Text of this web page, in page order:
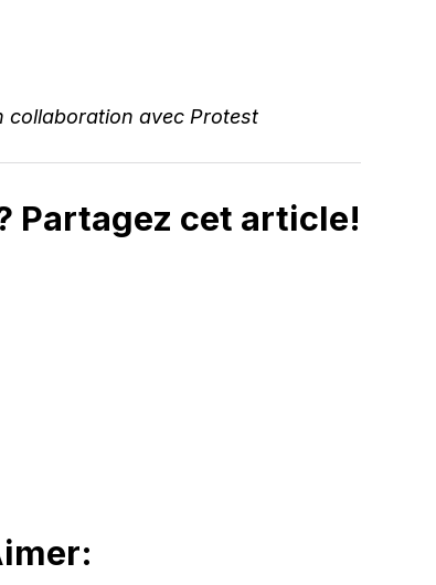
collaboration avec Protest
Partagez cet article!